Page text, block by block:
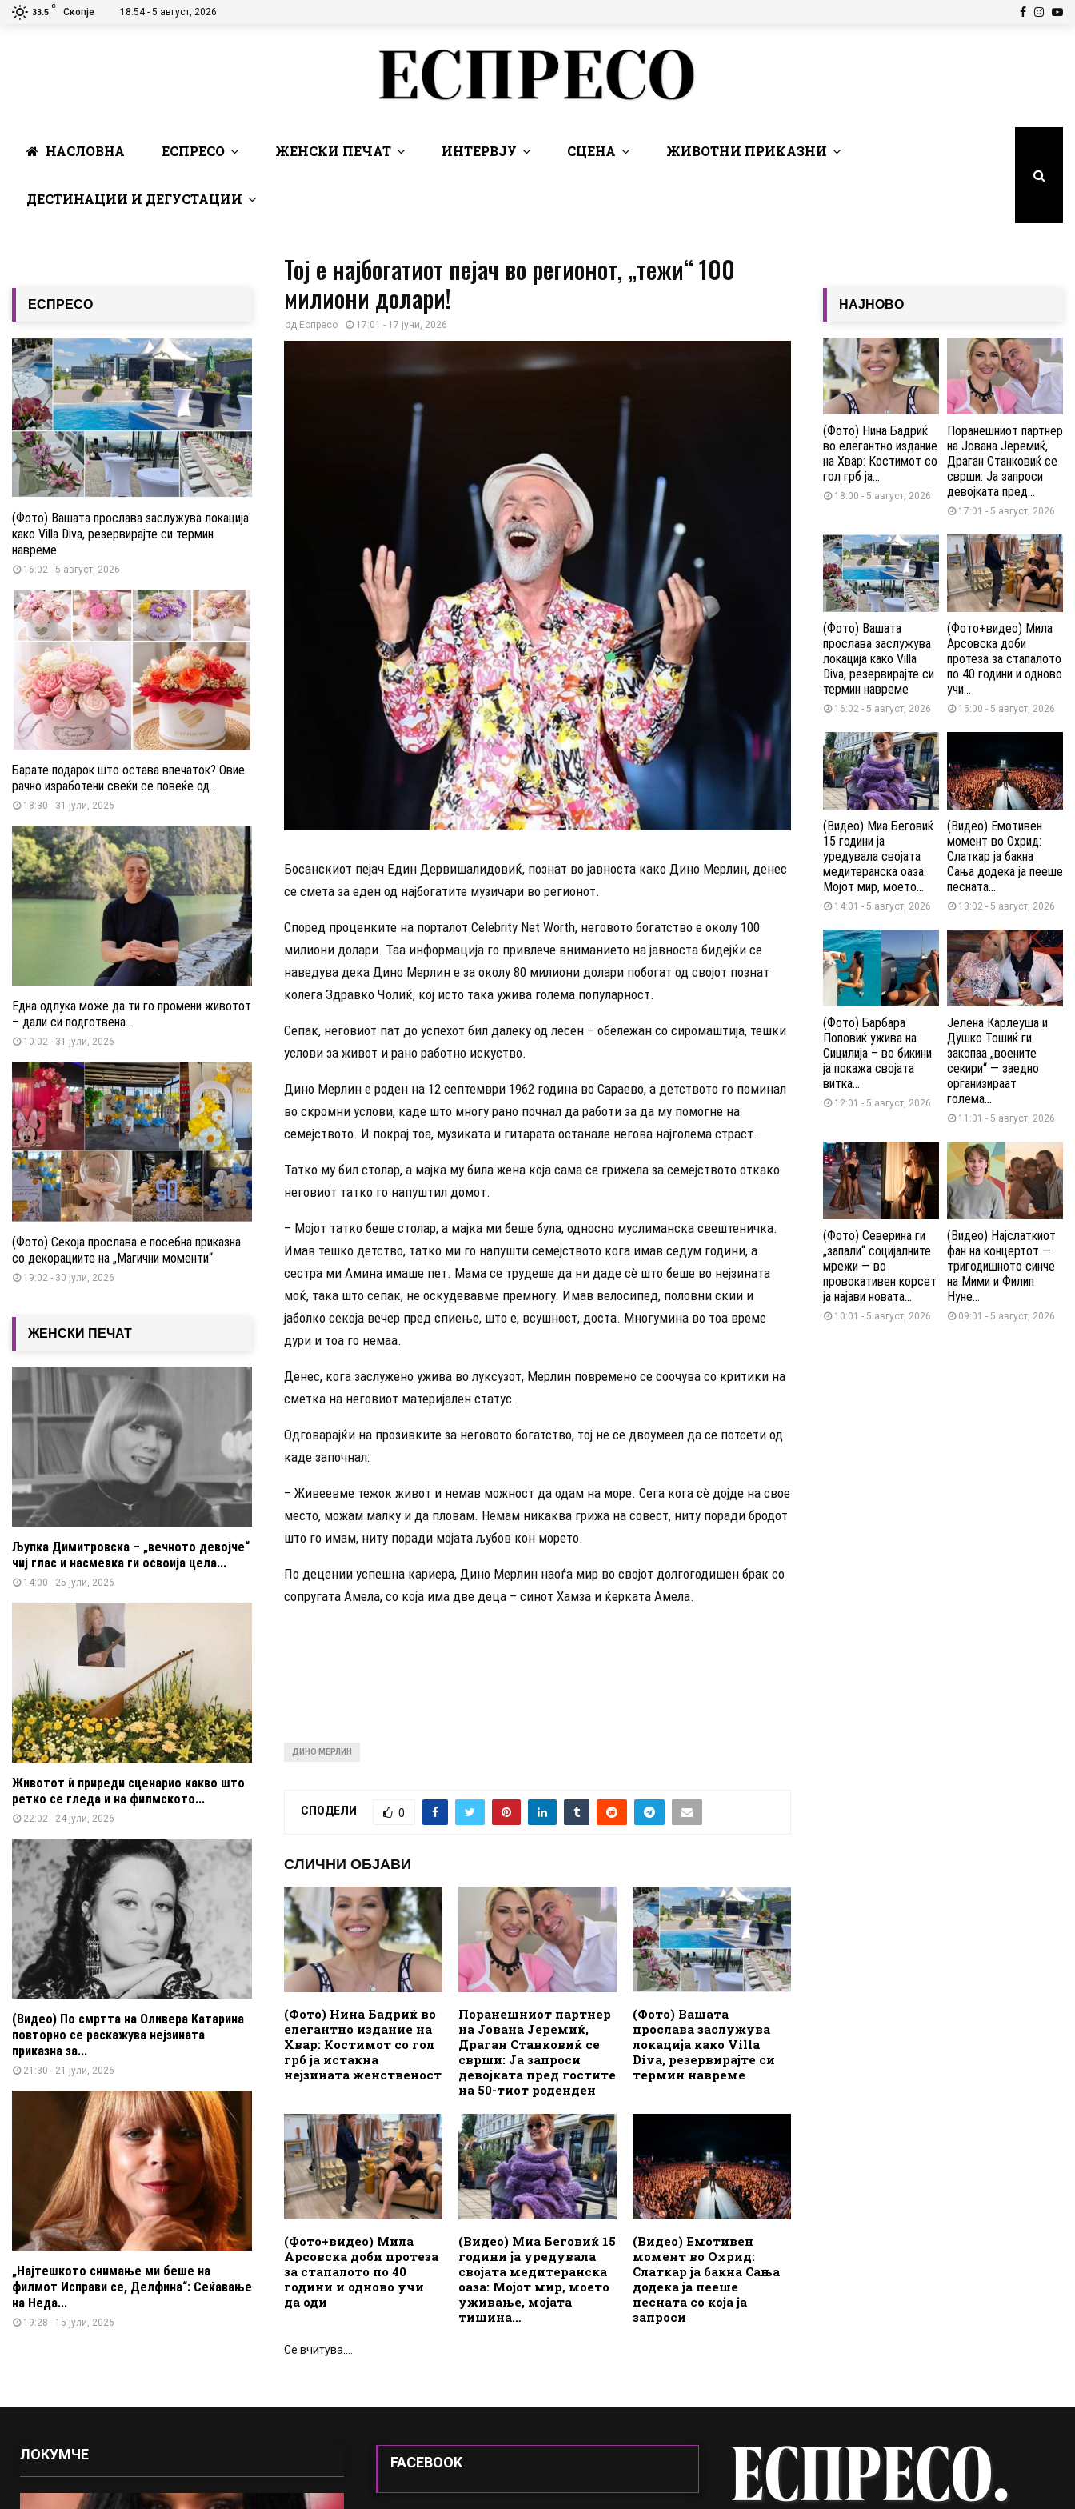
33.5
C
Скопје 18:54 - 5 август, 2026 Facebook
НАСЛОВНА ЕСПРЕСО ЖЕНСКИ ПЕЧАТ ИНТЕРВЈУ СЦЕНА ЖИВОТНИ ПРИКАЗНИ
ДЕСТИНАЦИИ И ДЕГУСТАЦИИ
Тој е најбогатиот пејач во регионот, „тежи“ 100
милиони долари!
од Еспресо 17:01 - 17 јуни, 2026
Босанскиот пејач Един Дервишалидовиќ, познат во јавноста како Дино Мерлин, денес
се смета за еден од најбогатите музичари во регионот.
Според проценките на порталот Celebrity Net Worth, неговото богатство е околу 100
милиони долари. Таа информација го привлече вниманието на јавноста бидејќи се
наведува дека Дино Мерлин е за околу 80 милиони долари побогат од својот познат
колега Здравко Чолиќ, кој исто така ужива голема популарност.
Сепак, неговиот пат до успехот бил далеку од лесен – обележан со сиромаштија, тешки
услови за живот и рано работно искуство.
Дино Мерлин е роден на 12 септември 1962 година во Сараево, а детството го поминал
во скромни услови, каде што многу рано почнал да работи за да му помогне на
семејството. И покрај тоа, музиката и гитарата останале негова најголема страст.
Татко му бил столар, а мајка му била жена која сама се грижела за семејството откако
неговиот татко го напуштил домот.
– Мојот татко беше столар, а мајка ми беше була, односно муслиманска свештеничка.
Имав тешко детство, татко ми го напушти семејството кога имав седум години, а
сестра ми Амина имаше пет. Мама се трудеше да ни даде сè што беше во нејзината
моќ, така што сепак, не оскудевавме премногу. Имав велосипед, половни скии и
јаболко секоја вечер пред спиење, што е, всушност, доста. Многумина во тоа време
дури и тоа го немаа.
Денес, кога заслужено ужива во луксузот, Мерлин повремено се соочува со критики на
сметка на неговиот материјален статус.
Одговарајќи на прозивките за неговото богатство, тој не се двоумеел да се потсети од
каде започнал:
– Живеевме тежок живот и немав можност да одам на море. Сега кога сè дојде на свое
место, можам малку и да пловам. Немам никаква грижа на совест, ниту поради бродот
што го имам, ниту поради мојата љубов кон морето.
По децении успешна кариера, Дино Мерлин наоѓа мир во својот долгогодишен брак со
сопругата Амела, со која има две деца – синот Хамза и ќерката Амела.
ДИНО МЕРЛИН
СПОДЕЛИ 0
СЛИЧНИ ОБЈАВИ
(Фото) Нина Бадриќ во
елегантно издание на
Хвар: Костимот со гол
грб ја истакна
нејзината женственост
Поранешниот партнер
на Јована Јеремиќ,
Драган Станковиќ се
сврши: Ја запроси
девојката пред гостите
на 50-тиот роденден
(Фото) Вашата
прослава заслужува
локација како Villa
Diva, резервирајте си
термин навреме
(Фото+видео) Мила
Арсовска доби протеза
за стапалото по 40
години и одново учи
да оди
(Видео) Миа Беговиќ 15
години ја уредувала
својата медитеранска
оаза: Мојот мир, моето
уживање, мојата
тишина…
(Видео) Емотивен
момент во Охрид:
Слаткар ја бакна Сања
додека ја пееше
песната со која ја
запроси
Се вчитува....
ЕСПРЕСО
(Фото) Вашата прослава заслужува локација
како Villa Diva, резервирајте си термин
навреме
16:02 - 5 август, 2026
Барате подарок што остава впечаток? Овие
рачно изработени свеќи се повеќе од...
18:30 - 31 јули, 2026
Една одлука може да ти го промени животот
– дали си подготвена...
10:02 - 31 јули, 2026
(Фото) Секоја прослава е посебна приказна
со декорациите на „Магични моменти“
19:02 - 30 јули, 2026
ЖЕНСКИ ПЕЧАТ
Љупка Димитровска – „вечното девојче“
чиј глас и насмевка ги освоија цела...
14:00 - 25 јули, 2026
Животот ѝ приреди сценарио какво што
ретко се гледа и на филмското...
22:02 - 24 јули, 2026
(Видео) По смртта на Оливера Катарина
повторно се раскажува нејзината
приказна за...
21:30 - 21 јули, 2026
„Најтешкото снимање ми беше на
филмот Исправи се, Делфина“: Сеќавање
на Неда...
19:28 - 15 јули, 2026
НАЈНОВО
(Фото) Нина Бадриќ
во елегантно издание
на Хвар: Костимот со
гол грб ја...
18:00 - 5 август, 2026
Поранешниот партнер
на Јована Јеремиќ,
Драган Станковиќ се
сврши: Ја запроси
девојката пред...
17:01 - 5 август, 2026
(Фото) Вашата
прослава заслужува
локација како Villa
Diva, резервирајте си
термин навреме
16:02 - 5 август, 2026
(Фото+видео) Мила
Арсовска доби
протеза за стапалото
по 40 години и одново
учи...
15:00 - 5 август, 2026
(Видео) Миа Беговиќ
15 години ја
уредувала својата
медитеранска оаза:
Мојот мир, моето...
14:01 - 5 август, 2026
(Видео) Емотивен
момент во Охрид:
Слаткар ја бакна
Сања додека ја пееше
песната...
13:02 - 5 август, 2026
(Фото) Барбара
Поповиќ ужива на
Сицилија – во бикини
ја покажа својата
витка...
12:01 - 5 август, 2026
Јелена Карлеуша и
Душко Тошиќ ги
закопаа „воените
секири“ — заедно
организираат
голема...
11:01 - 5 август, 2026
(Фото) Северина ги
„запали“ социјалните
мрежи — во
провокативен корсет
ја најави новата...
10:01 - 5 август, 2026
(Видео) Најслаткиот
фан на концертот —
тригодишното синче
на Мими и Филип
Нуне...
09:01 - 5 август, 2026
ЛОКУМЧЕ FACEBOOK